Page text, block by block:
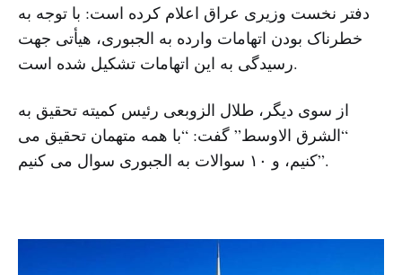
دفتر نخست وزیری عراق اعلام کرده است: با توجه به
خطرناک بودن اتهامات وارده به الجبوری، هیأتی جهت
رسیدگی به این اتهامات تشکیل شده است.
از سوی دیگر، طلال الزوبعی رئیس کمیته تحقیق به
“الشرق الاوسط” گفت: “با همه متهمان تحقیق می
کنیم، و ۱۰ سوالات به الجبوری سوال می کنیم”.